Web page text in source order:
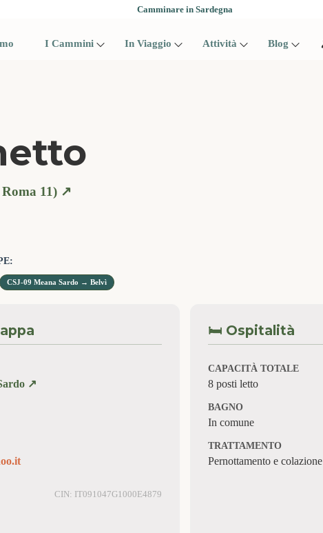
Camminare in Sardegna
I Cammini In Viaggio Attività Blog
11) ↗️
CSJ-09 Meana Sardo → Belvì
↗️
CIN: IT091047G1000E4879
🛏️ Ospitalità
CAPACITÀ TOTALE
8 posti letto
BAGNO
In comune
TRATTAMENTO
Pernottamento e colazione